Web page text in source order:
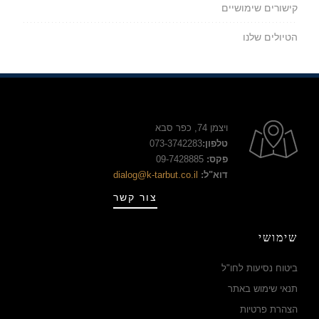
קישורים שימושיים
הטיולים שלנו
ויצמן 74, כפר סבא
טלפון:073-3742283
פקס:
דוא"ל: dialog@k-tarbut.co.il
צור קשר
שימושי
ביטוח נסיעות לחו"ל
תנאי שימוש באתר
הצהרת פרטיות